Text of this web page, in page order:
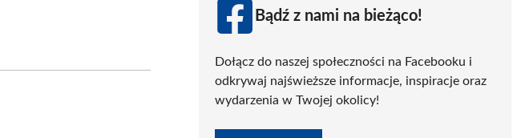
Bądź z nami na bieżąco!
Dołącz do naszej społeczności na Facebooku i
odkrywaj najświeższe informacje, inspiracje oraz
wydarzenia w Twojej okolicy!